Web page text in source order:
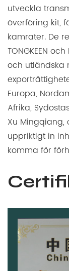
utveckla
överföring kit,
kamrater. De
TONGKEEN
och utländska
Europa,
Afrika,
Xu
uppriktigt in
komma för